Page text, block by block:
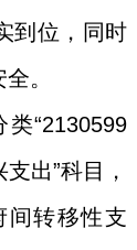
到位，同时
。
“2130599
出”科目，
间转移性支